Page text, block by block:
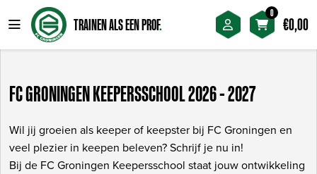
TRAINEN ALS EEN PROF.
0
€0,00
FC Groningen Keepersschool 2026 – 2027
FC GRONINGEN KEEPERSSCHOOL 2026 - 2027
Wil jij groeien als keeper of keepster bij FC Groningen en
veel plezier in keepen beleven? Schrijf je nu in!
Bij de FC Groningen Keepersschool staat jouw ontwikkeling